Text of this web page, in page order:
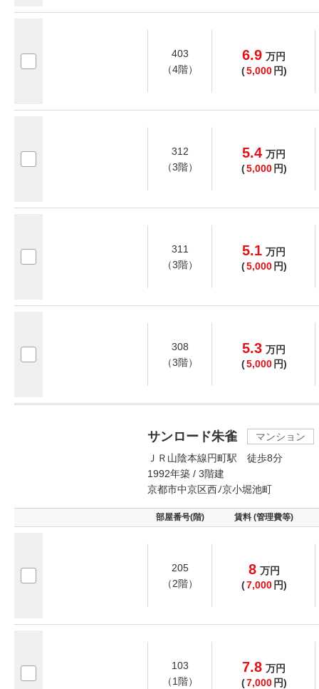
403
（4階）
6.9 万円
(5,000 円)
312
（3階）
5.4 万円
(5,000 円)
311
（3階）
5.1 万円
(5,000 円)
308
（3階）
5.3 万円
(5,000 円)
サンロード朱雀
マンション
ＪＲ山陰本線円町駅 徒歩8分
1992年築 / 3階建
京都市中京区西ﾉ京小堀池町
部屋番号(階) 賃料 (管理費等)
205
（2階）
8 万円
(7,000 円)
103
（1階）
7.8 万円
(7,000 円)